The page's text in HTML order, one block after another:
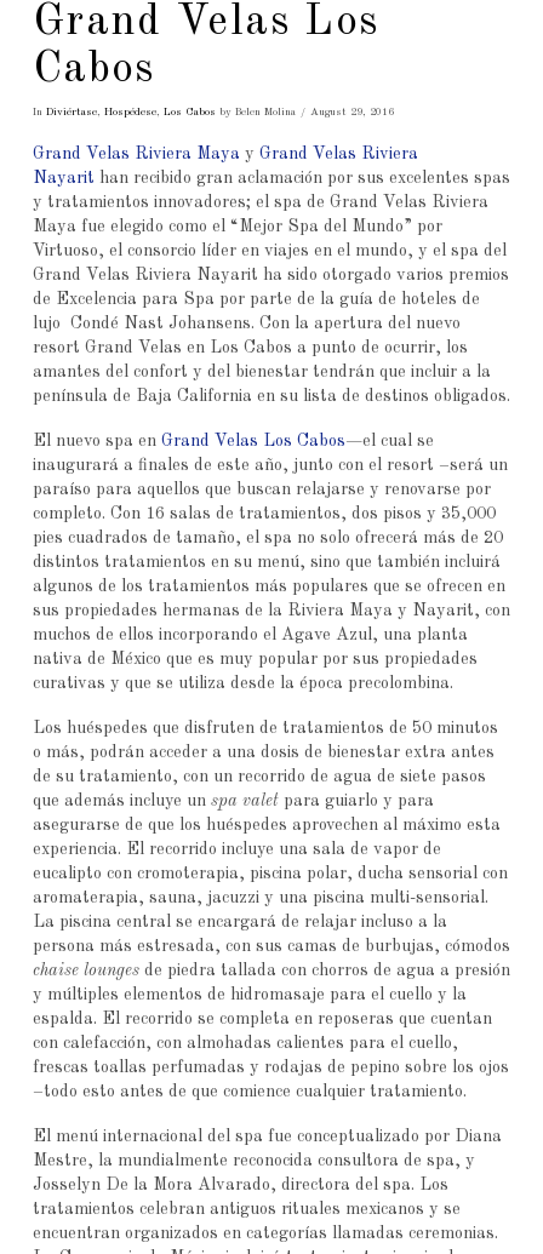
Grand Velas Los
Cabos
In Diviértase, Hospédese, Los Cabos by Belen Molina August 29, 2016
Grand Velas Riviera Maya y Grand Velas Riviera
Nayarit han recibido gran aclamación por sus excelentes spas
y tratamientos innovadores; el spa de Grand Velas Riviera
Maya fue elegido como el “Mejor Spa del Mundo” por
Virtuoso, el consorcio líder en viajes en el mundo, y el spa del
Grand Velas Riviera Nayarit ha sido otorgado varios premios
de Excelencia para Spa por parte de la guía de hoteles de
lujo Condé Nast Johansens. Con la apertura del nuevo
resort Grand Velas en Los Cabos a punto de ocurrir, los
amantes del confort y del bienestar tendrán que incluir a la
península de Baja California en su lista de destinos obligados.
El nuevo spa en Grand Velas Los Cabos—el cual se
inaugurará a finales de este año, junto con el resort –será un
paraíso para aquellos que buscan relajarse y renovarse por
completo. Con 16 salas de tratamientos, dos pisos y 35,000
pies cuadrados de tamaño, el spa no solo ofrecerá más de 20
distintos tratamientos en su menú, sino que también incluirá
algunos de los tratamientos más populares que se ofrecen en
sus propiedades hermanas de la Riviera Maya y Nayarit, con
muchos de ellos incorporando el Agave Azul, una planta
nativa de México que es muy popular por sus propiedades
curativas y que se utiliza desde la época precolombina.
Los huéspedes que disfruten de tratamientos de 50 minutos
o más, podrán acceder a una dosis de bienestar extra antes
de su tratamiento, con un recorrido de agua de siete pasos
que además incluye un spa valetpara guiarlo y para
asegurarse de que los huéspedes aprovechen al máximo esta
experiencia. El recorrido incluye una sala de vapor de
eucalipto con cromoterapia, piscina polar, ducha sensorial con
aromaterapia, sauna, jacuzzi y una piscina multi-sensorial.
La piscina central se encargará de relajar incluso a la
persona más estresada, con sus camas de burbujas, cómodos
chaise loungesde piedra tallada con chorros de agua a presión
y múltiples elementos de hidromasaje para el cuello y la
espalda. El recorrido se completa en reposeras que cuentan
con calefacción, con almohadas calientes para el cuello,
frescas toallas perfumadas y rodajas de pepino sobre los ojos
–todo esto antes de que comience cualquier tratamiento.
El menú internacional del spa fue conceptualizado por Diana
Mestre, la mundialmente reconocida consultora de spa, y
Josselyn De la Mora Alvarado, directora del spa. Los
tratamientos celebran antiguos rituales mexicanos y se
encuentran organizados en categorías llamadas ceremonias.